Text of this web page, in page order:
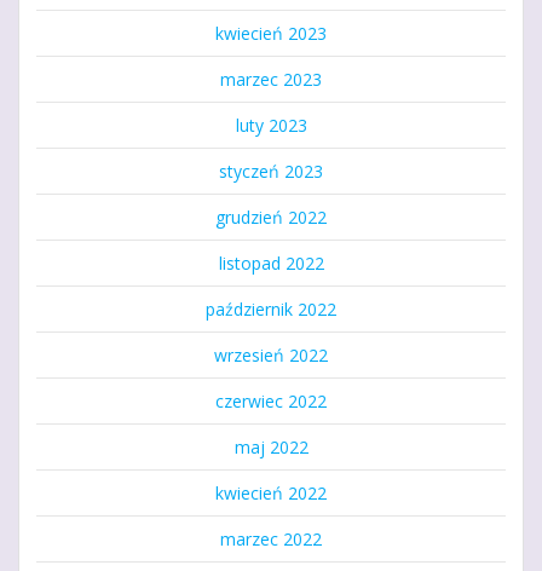
kwiecień 2023
marzec 2023
luty 2023
styczeń 2023
grudzień 2022
listopad 2022
październik 2022
wrzesień 2022
czerwiec 2022
maj 2022
kwiecień 2022
marzec 2022